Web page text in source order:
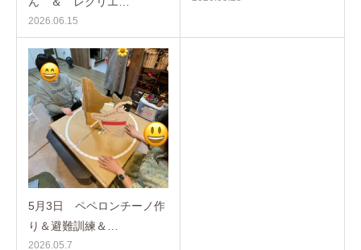
2026.06.15
5月3日 ペペロンチーノ作
り＆避難訓練＆…
2026.05.7